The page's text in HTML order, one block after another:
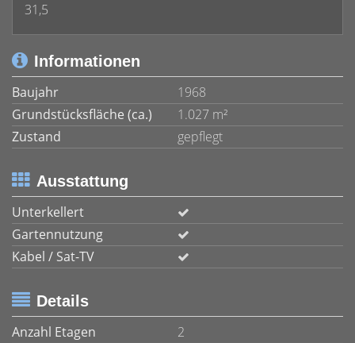
31,5
Informationen
Baujahr
1968
Grundstücksfläche (ca.)
1.027 m²
Zustand
gepflegt
Ausstattung
Unterkellert
Gartennutzung
Kabel / Sat-TV
Details
Anzahl Etagen
2